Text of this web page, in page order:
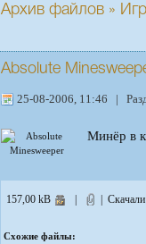
Архив файлов »
Absolute
25-08-2006, 11:46 |
Минёр в
157,00 kB |
Схожие файлы: